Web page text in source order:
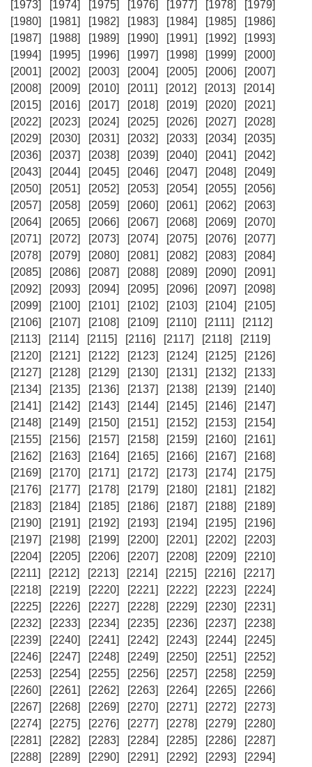
[1973] [1974] [1975] [1976] [1977] [1978]
[1979]
[1980]
[1981] [1982] [1983] [1984] [1985]
[1986]
[1987]
[1988] [1989] [1990] [1991] [1992]
[1993]
[1994]
[1995] [1996] [1997] [1998] [1999]
[2000]
[2001]
[2002] [2003] [2004] [2005] [2006]
[2007]
[2008]
[2009] [2010] [2011] [2012] [2013]
[2014]
[2015]
[2016] [2017] [2018] [2019] [2020]
[2021]
[2022]
[2023] [2024] [2025] [2026] [2027]
[2028]
[2029]
[2030] [2031] [2032] [2033] [2034]
[2035]
[2036]
[2037] [2038] [2039] [2040] [2041]
[2042]
[2043]
[2044] [2045] [2046] [2047] [2048]
[2049]
[2050]
[2051] [2052] [2053] [2054] [2055]
[2056]
[2057]
[2058] [2059] [2060] [2061] [2062]
[2063]
[2064]
[2065] [2066] [2067] [2068] [2069]
[2070]
[2071]
[2072] [2073] [2074] [2075] [2076]
[2077]
[2078]
[2079] [2080] [2081] [2082] [2083]
[2084]
[2085]
[2086] [2087] [2088] [2089] [2090]
[2091]
[2092]
[2093] [2094] [2095] [2096] [2097]
[2098]
[2099]
[2100] [2101] [2102] [2103] [2104]
[2105]
[2106]
[2107] [2108] [2109] [2110] [2111]
[2112]
[2113]
[2114] [2115] [2116] [2117] [2118]
[2119]
[2120]
[2121] [2122] [2123] [2124] [2125]
[2126]
[2127]
[2128] [2129] [2130] [2131] [2132]
[2133]
[2134]
[2135] [2136] [2137] [2138] [2139]
[2140]
[2141]
[2142] [2143] [2144] [2145] [2146]
[2147]
[2148]
[2149] [2150] [2151] [2152] [2153]
[2154]
[2155]
[2156] [2157] [2158] [2159] [2160]
[2161]
[2162]
[2163] [2164] [2165] [2166] [2167]
[2168]
[2169]
[2170] [2171] [2172] [2173] [2174]
[2175]
[2176]
[2177] [2178] [2179] [2180] [2181]
[2182]
[2183]
[2184] [2185] [2186] [2187] [2188]
[2189]
[2190]
[2191] [2192] [2193] [2194] [2195]
[2196]
[2197]
[2198] [2199] [2200] [2201] [2202]
[2203]
[2204]
[2205] [2206] [2207] [2208] [2209]
[2210]
[2211]
[2212] [2213] [2214] [2215] [2216]
[2217]
[2218]
[2219] [2220] [2221] [2222] [2223]
[2224]
[2225]
[2226] [2227] [2228] [2229] [2230]
[2231]
[2232]
[2233] [2234] [2235] [2236] [2237]
[2238]
[2239]
[2240] [2241] [2242] [2243] [2244]
[2245]
[2246]
[2247] [2248] [2249] [2250] [2251]
[2252]
[2253]
[2254] [2255] [2256] [2257] [2258]
[2259]
[2260]
[2261] [2262] [2263] [2264] [2265]
[2266]
[2267]
[2268] [2269] [2270] [2271] [2272]
[2273]
[2274]
[2275] [2276] [2277] [2278] [2279]
[2280]
[2281]
[2282] [2283] [2284] [2285] [2286]
[2287]
[2288]
[2289] [2290] [2291] [2292] [2293]
[2294]